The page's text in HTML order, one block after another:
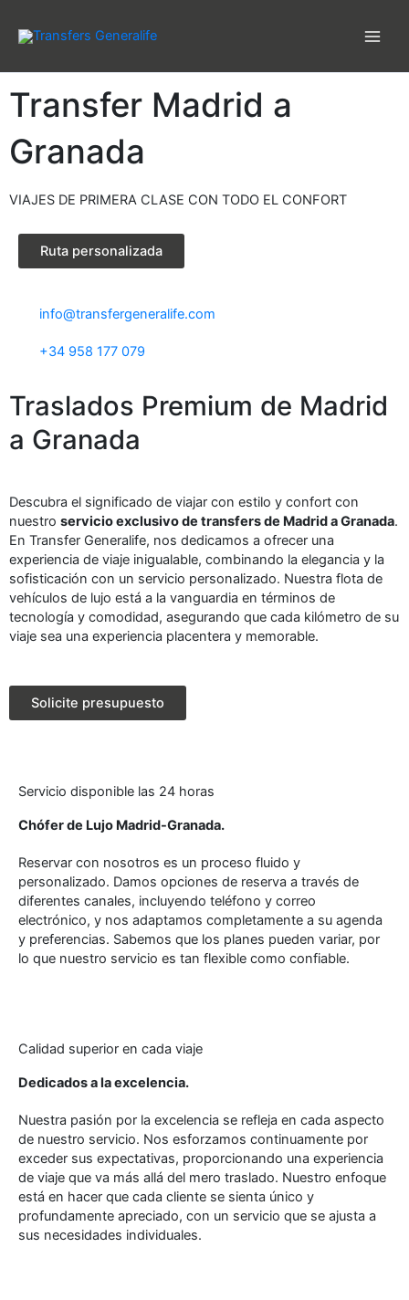
contenido
Transfer Madrid a
Granada
VIAJES DE PRIMERA CLASE CON TODO EL CONFORT
Ruta personalizada
info@transfergeneralife.com
+34 958 177 079
Traslados Premium de Madrid
a Granada
Descubra el significado de viajar con estilo y confort con
nuestro servicio exclusivo de transfers de Madrid a Granada.
En Transfer Generalife, nos dedicamos a ofrecer una
experiencia de viaje inigualable, combinando la elegancia y la
sofisticación con un servicio personalizado. Nuestra flota de
vehículos de lujo está a la vanguardia en términos de
tecnología y comodidad, asegurando que cada kilómetro de su
viaje sea una experiencia placentera y memorable.
Solicite presupuesto
Servicio disponible las 24 horas
Chófer de Lujo Madrid-Granada.
Reservar con nosotros es un proceso fluido y
personalizado. Damos opciones de reserva a través de
diferentes canales, incluyendo teléfono y correo
electrónico, y nos adaptamos completamente a su agenda
y preferencias. Sabemos que los planes pueden variar, por
lo que nuestro servicio es tan flexible como confiable.
Calidad superior en cada viaje
Dedicados a la excelencia.
Nuestra pasión por la excelencia se refleja en cada aspecto
de nuestro servicio. Nos esforzamos continuamente por
exceder sus expectativas, proporcionando una experiencia
de viaje que va más allá del mero traslado. Nuestro enfoque
está en hacer que cada cliente se sienta único y
profundamente apreciado, con un servicio que se ajusta a
sus necesidades individuales.